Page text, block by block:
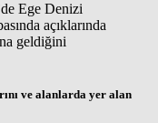
Ege Denizi
açıklarında
geldiğini
ve alanlarda yer alan